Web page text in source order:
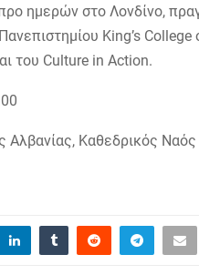
ημερών στο Λονδίνο,
King’s College
του Culture in Action.
Αλβανίας, Καθεδρικός